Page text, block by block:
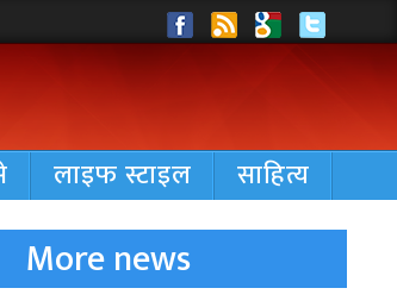
लाइफ स्टाइल साहित्य
More news